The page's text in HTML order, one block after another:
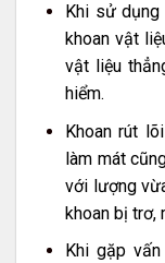
Khi sử dụng
khoan vật
vật liệu
hiểm.
Khoan rút
làm mát
với lượng
khoan bị trơ,
Khi gặp